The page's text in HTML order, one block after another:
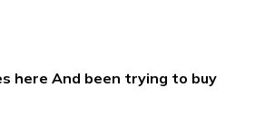
here And been trying to buy